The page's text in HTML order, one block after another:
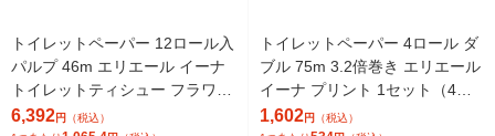
トイレットペーパー 12ロール入
パルプ 46m エリエール イーナ
トイレットティシュー フラワー
プリント 1セット（6パック）
6,392円
（税込）
トイレットペーパー 4ロール ダ
ブル 75m 3.2倍巻き エリエール
イーナ プリント 1セット（4ロ
ール×3パック）大王製紙
1,602円
（税込）